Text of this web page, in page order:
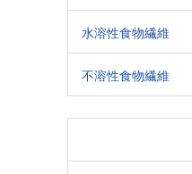
水溶性食物繊維
不溶性食物繊維